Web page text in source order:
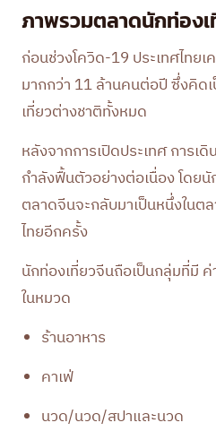
ภาพรวมตลาดนักท่องเ
ก่อนช่วงโควิด-19 ประเทศไทย
มากกว่า 11 ล้านคนต่อปี ซึ่งคิด
เที่ยวต่างชาติทั้งหมด
หลังจากการเปิดประเทศ การเ
กำลังฟื้นตัวอย่างต่อเนื่อง โดย
ตลาดจีนจะกลับมาเป็นหนึ่งในต
ไทยอีกครั้ง
นักท่องเที่ยวจีนถือเป็นกลุ่มที่มี ค่
ในหมวด
ร้านอาหาร
คาเฟ่
นวด/นวด/สปาและนวด